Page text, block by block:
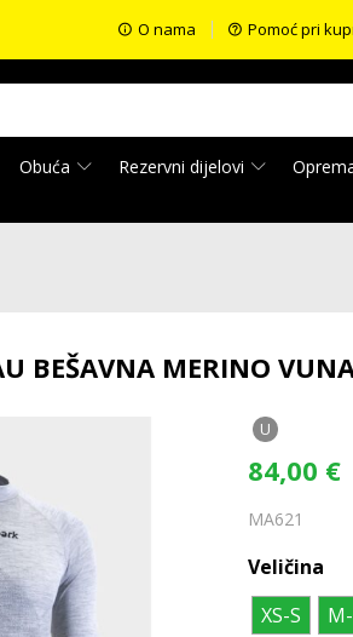
O nama Pomoć pri
Obuća Rezervni dijelovi
BEŠAVNA MERINO
U
84,00 €
MA621
Veličina
XS-S